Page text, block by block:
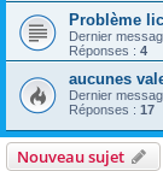
Problème
Dernier
Réponses : 4
aucunes
Dernier
Réponses : 17
Nouveau sujet